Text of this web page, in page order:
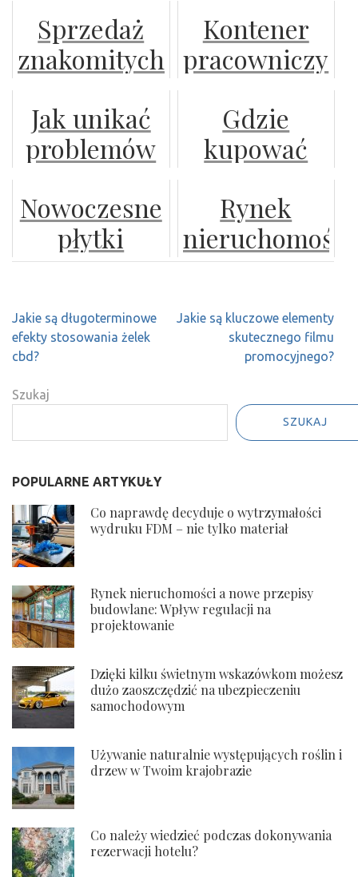
góry?
b2b vs.
umowa o
Sprzedaż
znakomitych
filtrujących
Kontener
pracowniczy
funkcjonalność
i ergonomia
rozwiązaniu
Jak unikać
problemów
przy
układaniu
płytek?
Gdzie
kupować
— w sklepie
internetowym
stacjonarnym?
Nowoczesne
płytki
gresowe
wyglądem
Rynek
nieruchomości
a nowe
budowlane:
Wpływ
projektowanie
Nawigacja
wpisu
Jakie są długoterminowe
efekty stosowania żelek
cbd?
Jakie są kluczowe elementy
skutecznego filmu
promocyjnego?
Szukaj
SZUKAJ
POPULARNE ARTYKUŁY
Co naprawdę decyduje o wytrzymałości
wydruku FDM – nie tylko materiał
Rynek nieruchomości a nowe przepisy
budowlane: Wpływ regulacji na
projektowanie
Dzięki kilku świetnym wskazówkom możesz
dużo zaoszczędzić na ubezpieczeniu
samochodowym
Używanie naturalnie występujących roślin i
drzew w Twoim krajobrazie
Co należy wiedzieć podczas dokonywania
rezerwacji hotelu?